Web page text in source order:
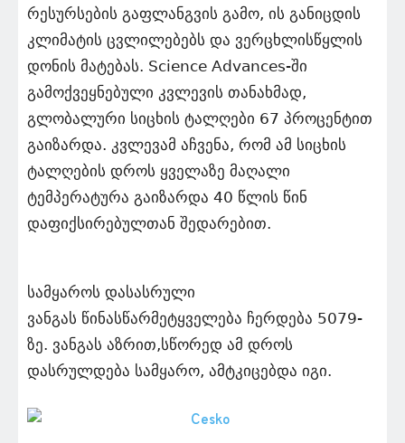
რესურსების გაფლანგვის გამო, ის განიცდის
კლიმატის ცვლილებებს და ვერცხლისწყლის
დონის მატებას. Science Advances-ში
გამოქვეყნებული კვლევის თანახმად,
გლობალური სიცხის ტალღები 67 პროცენტით
გაიზარდა. კვლევამ აჩვენა, რომ ამ სიცხის
ტალღების დროს ყველაზე მაღალი
ტემპერატურა გაიზარდა 40 წლის წინ
დაფიქსირებულთან შედარებით.
სამყაროს დასასრული
ვანგას წინასწარმეტყველება ჩერდება 5079-
ზე. ვანგას აზრით,სწორედ ამ დროს
დასრულდება სამყარო, ამტკიცებდა იგი.